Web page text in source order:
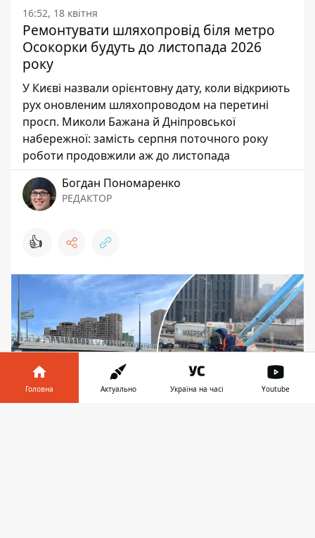
16:52, 18 квітня
Ремонтувати шляхопровід біля метро
Осокорки будуть до листопада 2026
року
У Києві назвали орієнтовну дату, коли відкриють
рух оновленим шляхопроводом на перетині
просп. Миколи Бажана й Дніпровської
набережної: замість серпня поточного року
роботи продовжили аж до листопада
Богдан Пономаренко
РЕДАКТОР
👍
Головна Актуально Україна на часі Youtube